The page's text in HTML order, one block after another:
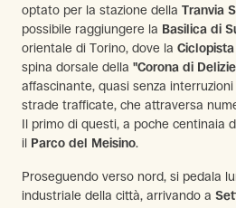
optato per la stazione della Tranvia
possibile raggiungere la Basilica di
orientale di Torino, dove la
spina dorsale della "Corona di
affascinante, quasi senza
strade trafficate, che attraversa
Il primo di questi, a poche centinaia
il Parco del Meisino.
Proseguendo verso nord, si pedala
industriale della città, arrivando a